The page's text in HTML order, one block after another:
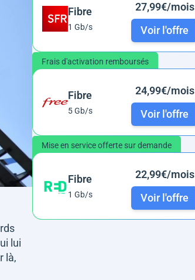
lui
là,
Fibre
1 Gb/s
27,99€/mois
Voir l'offre
Frais d'activation remboursés
Fibre
5 Gb/s
24,99€/mois
Voir l'offre
Mise en service offerte sur demande
Fibre
1 Gb/s
22,99€/mois
Voir l'offre